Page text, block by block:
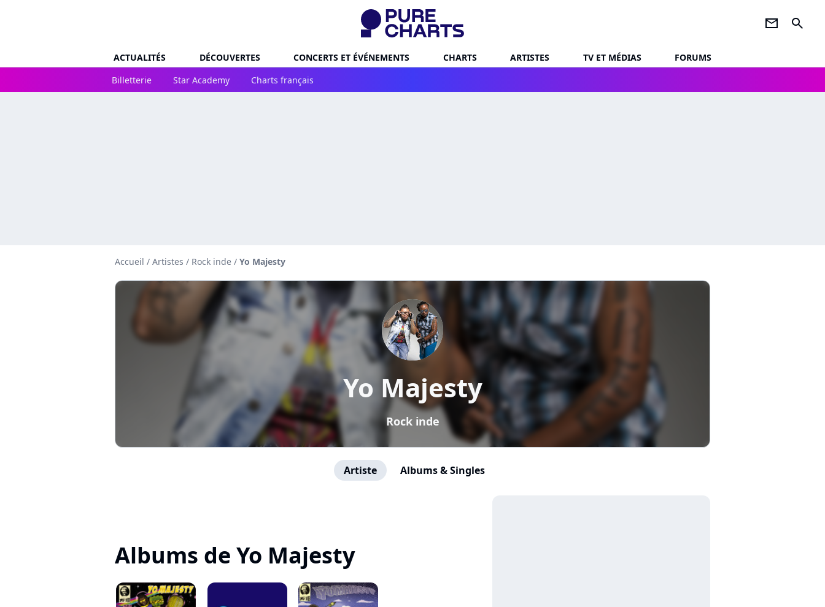
newsletter search
ACTUALITÉS DÉCOUVERTES CONCERTS ET ÉVÉNEMENTS CHARTS ARTISTES TV ET MÉDIAS
FORUMS
Billetterie
Star Academy Charts français
Accueil / Artistes / Rock inde / Yo Majesty
Yo Majesty
Rock inde
Artiste Albums & Singles
Albums de Yo Majesty